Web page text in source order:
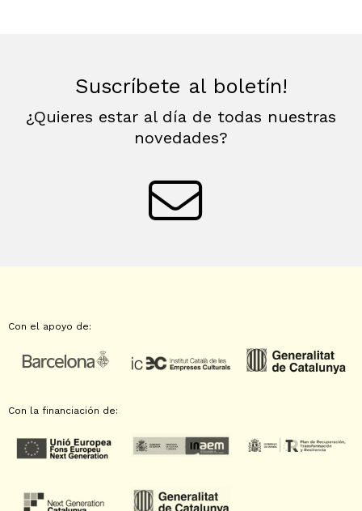
Suscríbete al boletín!
¿Quieres estar al día de todas nuestras
novedades?
Con el apoyo de:
Con la financiación de: